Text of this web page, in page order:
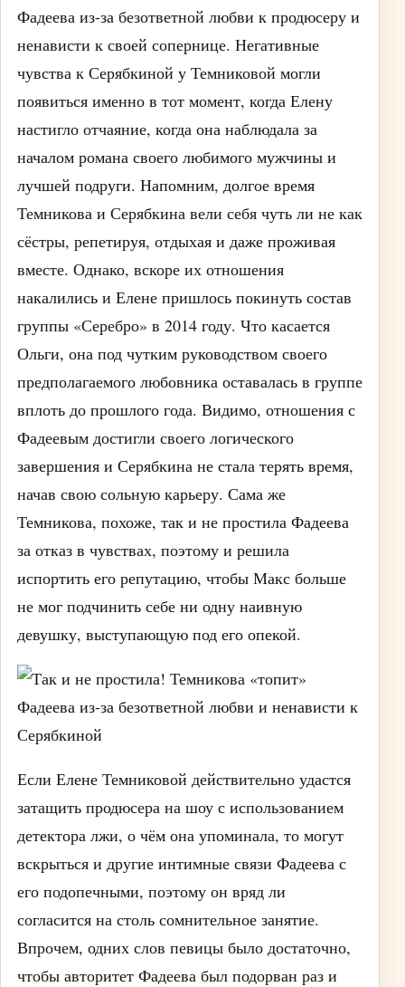
Фадеева из-за безответной любви к продюсеру и
ненависти к своей сопернице. Негативные
чувства к Серябкиной у Темниковой могли
появиться именно в тот момент, когда Елену
настигло отчаяние, когда она наблюдала за
началом романа своего любимого мужчины и
лучшей подруги. Напомним, долгое время
Темникова и Серябкина вели себя чуть ли не как
сёстры, репетируя, отдыхая и даже проживая
вместе. Однако, вскоре их отношения
накалились и Елене пришлось покинуть состав
группы «Серебро» в 2014 году. Что касается
Ольги, она под чутким руководством своего
предполагаемого любовника оставалась в группе
вплоть до прошлого года. Видимо, отношения с
Фадеевым достигли своего логического
завершения и Серябкина не стала терять время,
начав свою сольную карьеру. Сама же
Темникова, похоже, так и не простила Фадеева
за отказ в чувствах, поэтому и решила
испортить его репутацию, чтобы Макс больше
не мог подчинить себе ни одну наивную
девушку, выступающую под его опекой.
Если Елене Темниковой действительно удастся
затащить продюсера на шоу с использованием
детектора лжи, о чём она упоминала, то могут
вскрыться и другие интимные связи Фадеева с
его подопечными, поэтому он вряд ли
согласится на столь сомнительное занятие.
Впрочем, одних слов певицы было достаточно,
чтобы авторитет Фадеева был подорван раз и